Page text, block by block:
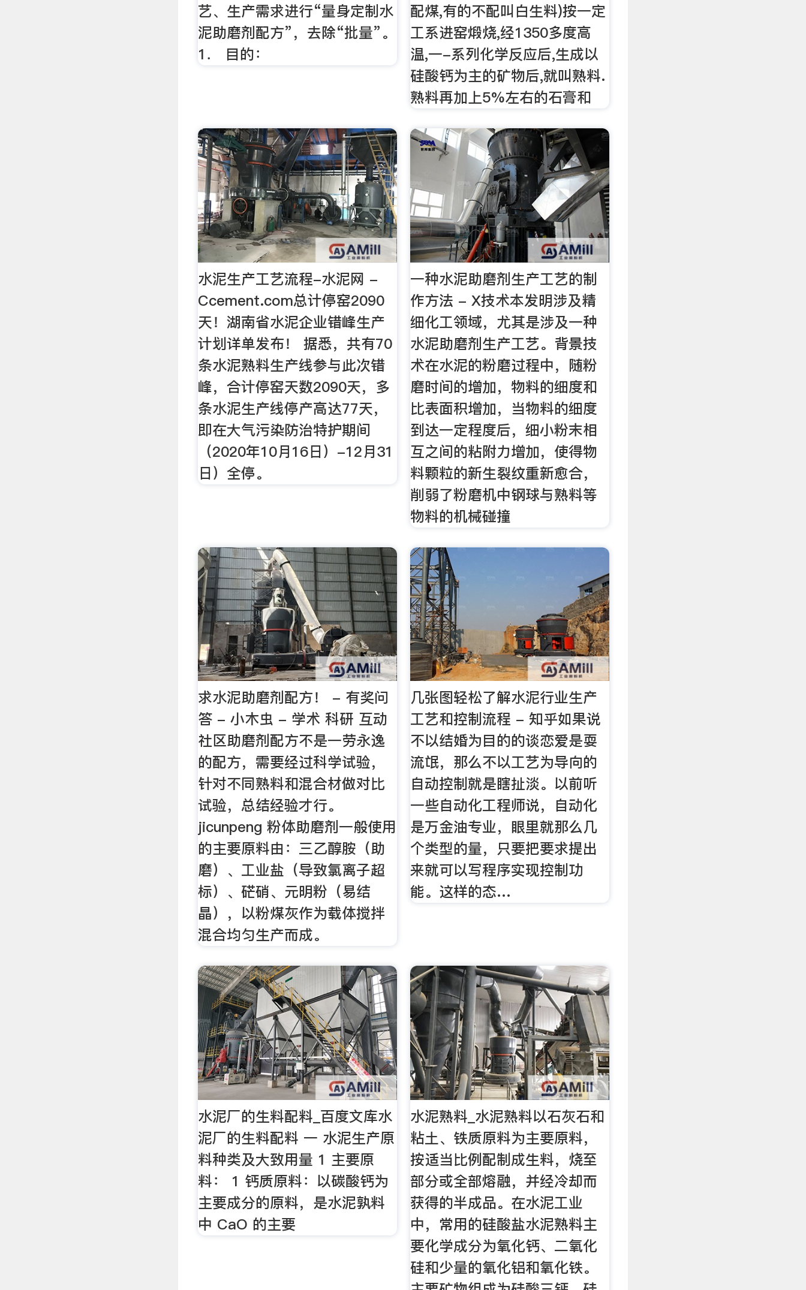
艺、生产需求进行“量身定制水
泥助磨剂配方”，去除“批量”。
1． 目的：
配煤,有的不配叫白生料)按一定
工系进窑煅烧,经1350多度高
温,一-系列化学反应后,生成以
硅酸钙为主的矿物后,就叫熟料.
熟料再加上5%左右的石膏和
水泥生产工艺流程-水泥网 -
Ccement.com总计停窑2090
天！湖南省水泥企业错峰生产
计划详单发布！ 据悉，共有70
条水泥熟料生产线参与此次错
峰，合计停窑天数2090天，多
条水泥生产线停产高达77天，
即在大气污染防治特护期间
（2020年10月16日）-12月31
日）全停。
一种水泥助磨剂生产工艺的制
作方法 - X技术本发明涉及精
细化工领域，尤其是涉及一种
水泥助磨剂生产工艺。背景技
术在水泥的粉磨过程中，随粉
磨时间的增加，物料的细度和
比表面积增加，当物料的细度
到达一定程度后，细小粉末相
互之间的粘附力增加，使得物
料颗粒的新生裂纹重新愈合，
削弱了粉磨机中钢球与熟料等
物料的机械碰撞
求水泥助磨剂配方！ - 有奖问
答 - 小木虫 - 学术 科研 互动
社区助磨剂配方不是一劳永逸
的配方，需要经过科学试验，
针对不同熟料和混合材做对比
试验，总结经验才行。
jicunpeng 粉体助磨剂一般使用
的主要原料由：三乙醇胺（助
磨）、工业盐（导致氯离子超
标）、硭硝、元明粉（易结
晶），以粉煤灰作为载体搅拌
混合均匀生产而成。
几张图轻松了解水泥行业生产
工艺和控制流程 - 知乎如果说
不以结婚为目的的谈恋爱是耍
流氓，那么不以工艺为导向的
自动控制就是瞎扯淡。以前听
一些自动化工程师说，自动化
是万金油专业，眼里就那么几
个类型的量，只要把要求提出
来就可以写程序实现控制功
能。这样的态…
水泥厂的生料配料_百度文库水
泥厂的生料配料 一 水泥生产原
料种类及大致用量 1 主要原
料： 1 钙质原料：以碳酸钙为
主要成分的原料，是水泥孰料
中 CaO 的主要
水泥熟料_水泥熟料以石灰石和
粘土、铁质原料为主要原料，
按适当比例配制成生料，烧至
部分或全部熔融，并经冷却而
获得的半成品。在水泥工业
中，常用的硅酸盐水泥熟料主
要化学成分为氧化钙、二氧化
硅和少量的氧化铝和氧化铁。